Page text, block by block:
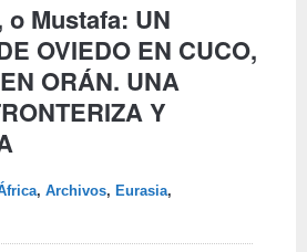
Mustafa: UN
OVIEDO EN CUCO,
ORÁN. UNA
Y
, Archivos, Eurasia,